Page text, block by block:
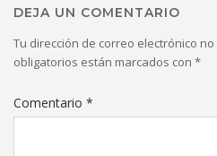
DEJA UN COMENTARIO
Tu dirección de correo electrónico
obligatorios están marcados con *
Comentario *